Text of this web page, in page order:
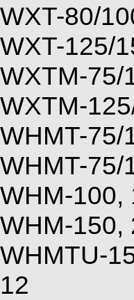
WXT-80/
WXT-125/
WXTM-75/
WXTM-
WHMT-75/
WHMT-75/
WHM-100,
WHM-150,
WHMTU-
12